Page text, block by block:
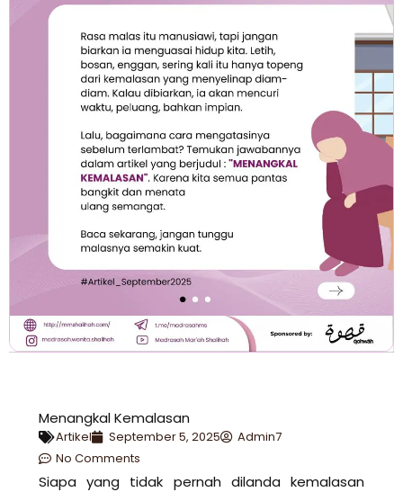
Menangkal Kemalasan
Artikel September 5, 2025
Admin7
No Comments
Siapa yang tidak pernah dilanda kemalasan